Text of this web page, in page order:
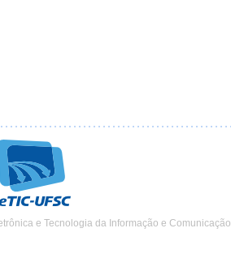
e Tecnologia da Informação e Comunicação